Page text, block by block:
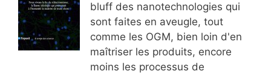
bluff des nanotechnologies qui
sont faites en aveugle, tout
comme les OGM, bien loin d'en
maîtriser les produits, encore
moins les processus de